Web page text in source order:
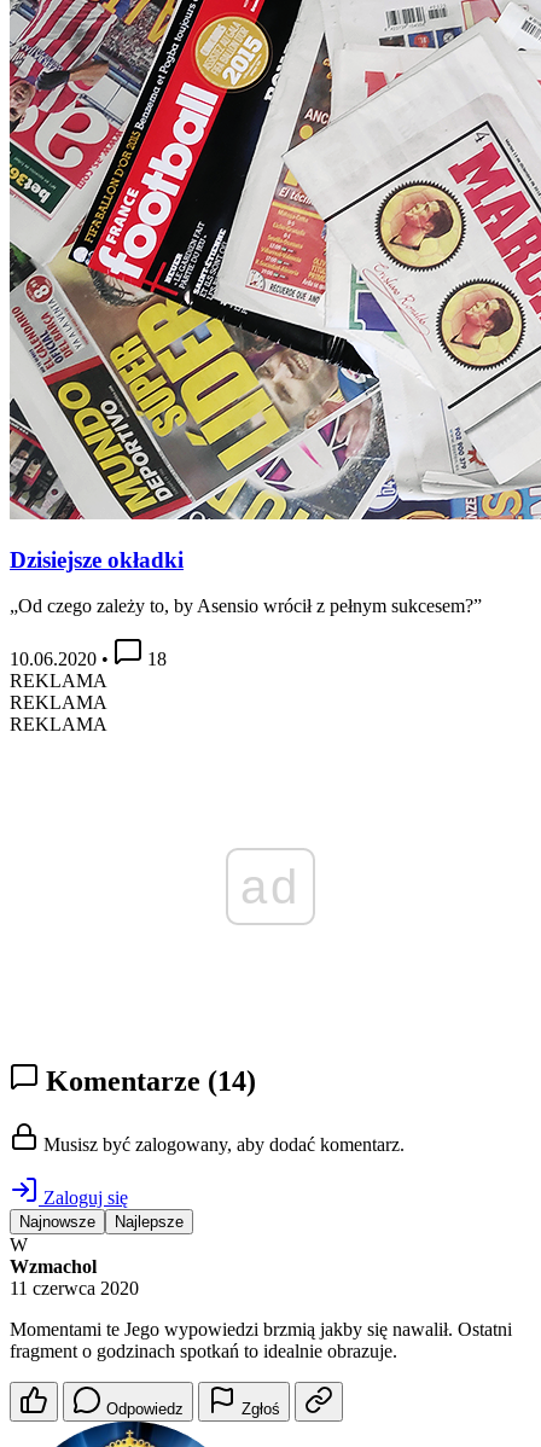
Dzisiejsze okładki
„Od czego zależy to, by Asensio wrócił z pełnym sukcesem?”
10.06.2020 •
18
REKLAMA
REKLAMA
REKLAMA
ad
Komentarze (14)
Musisz być zalogowany, aby dodać komentarz.
Zaloguj się
Najnowsze Najlepsze
W
Wzmachol
11 czerwca 2020
Momentami te Jego wypowiedzi brzmią jakby się nawalił. Ostatni
fragment o godzinach spotkań to idealnie obrazuje.
Odpowiedz Zgłoś